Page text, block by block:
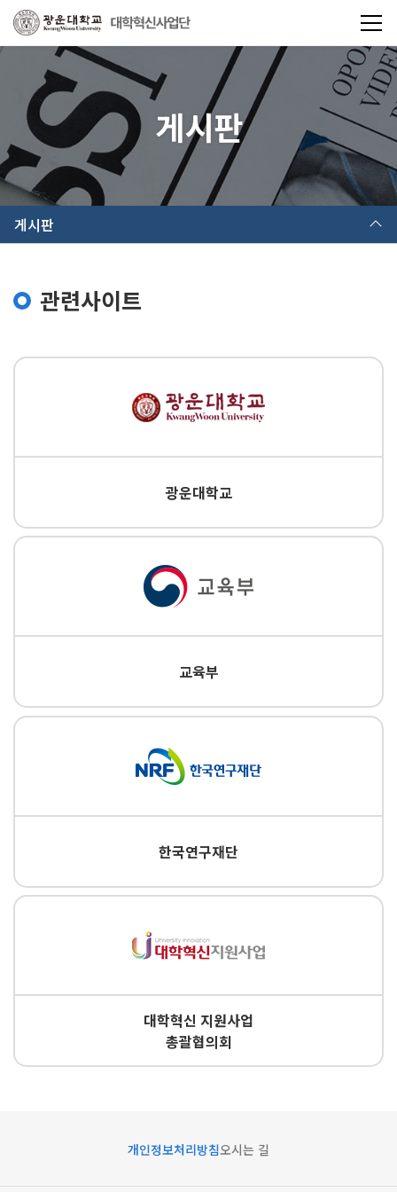
게시판
게시판
관련사이트
광운대학교
교육부
한국연구재단
대학혁신 지원사업
총괄협의회
개인정보처리방침오시는 길